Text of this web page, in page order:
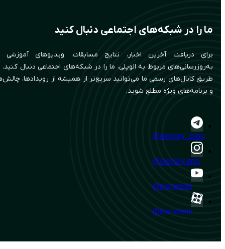
ما را در شبکه‌های اجتماعی دنبال کنید
برای دریافت آخرین اخبار، نتایج مسابقات، ویدیوهای آموزشی
به‌روزرسانی‌های مربوط به الوپلی، ما را در شبکه‌های اجتماعی دنبال کنید.
طریق کانال‌های رسمی ما می‌توانید سریع‌تر از همیشه از رویدادها،
و برنامه‌های ویژه مطلع شوید.
@aloplay_blog
@aloplay.app
@alotennis
@alotennis